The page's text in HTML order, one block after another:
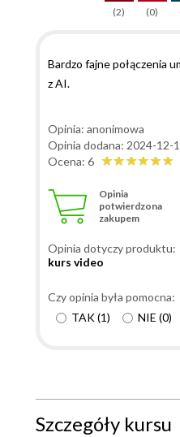
(2) (0)
Bardzo fajne połączenia
z AI.
Opinia: anonimowa
Opinia dodana: 2024-12-
Ocena: 6
Opinia
potwierdzona
zakupem
Opinia dotyczy produktu:
kurs video
Czy opinia była pomocna:
TAK(1) NIE (0)
Szczegóły kursu